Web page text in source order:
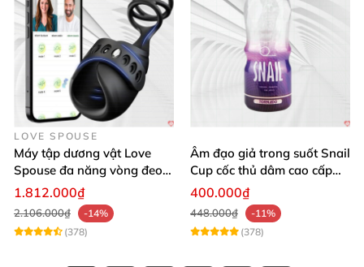
LOVE SPOUSE
Máy tập dương vật Love
Spouse đa năng vòng đeo
điều khiển qua app tiện lợi
1.812.000₫
2.106.000₫
-14%
(378)
Âm đạo giả trong suốt Snail
Cup cốc thủ dâm cao cấp
nam giới
400.000₫
448.000₫
-11%
(378)